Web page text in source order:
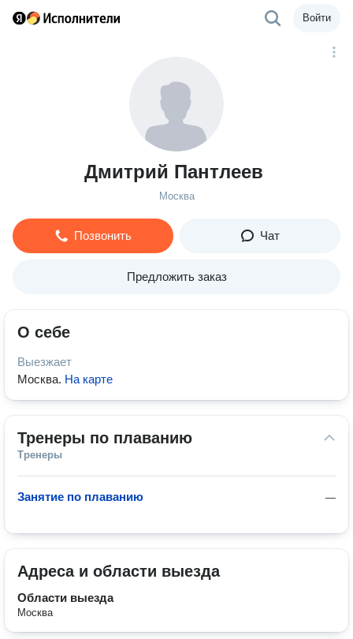
Войти
Дмитрий Пантлеев
Москва
Позвонить Чат
Предложить заказ
О себе
Выезжает
Москва. На карте
Тренеры по плаванию
Тренеры
—
Занятие по плаванию
Адреса и области выезда
Области выезда
Москва